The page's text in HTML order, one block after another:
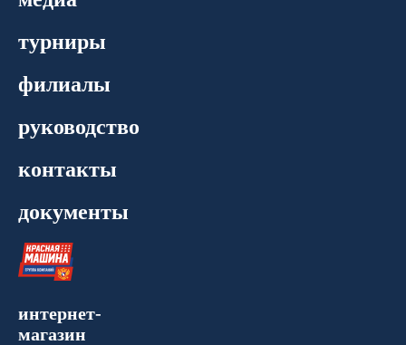
турниры
филиалы
руководство
контакты
документы
интернет-
магазин